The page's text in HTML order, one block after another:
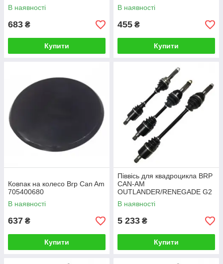
В наявності
683 ₴
Купити
В наявності
455 ₴
Купити
Ковпак на колесо Brp Can Am
705400680
В наявності
637 ₴
Купити
Піввісь для квадроцикла BRP
CAN-AM
OUTLANDER/RENEGADE G2
передня права X-ATV ATV-
CA-8-215
В наявності
5 233 ₴
Купити